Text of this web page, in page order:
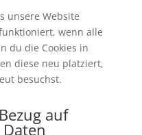
unsere Website
wenn alle
du die Cookies in
diese neu platziert,
besuchst.
auf